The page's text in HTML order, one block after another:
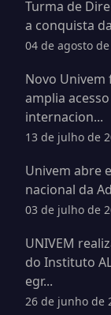
Turma de
a conquista
04 de agosto
Novo Univem
amplia
internacion...
13 de julho de
Univem abre
nacional da
03 de julho de
UNIVEM
do Instituto
egr...
26 de junho de